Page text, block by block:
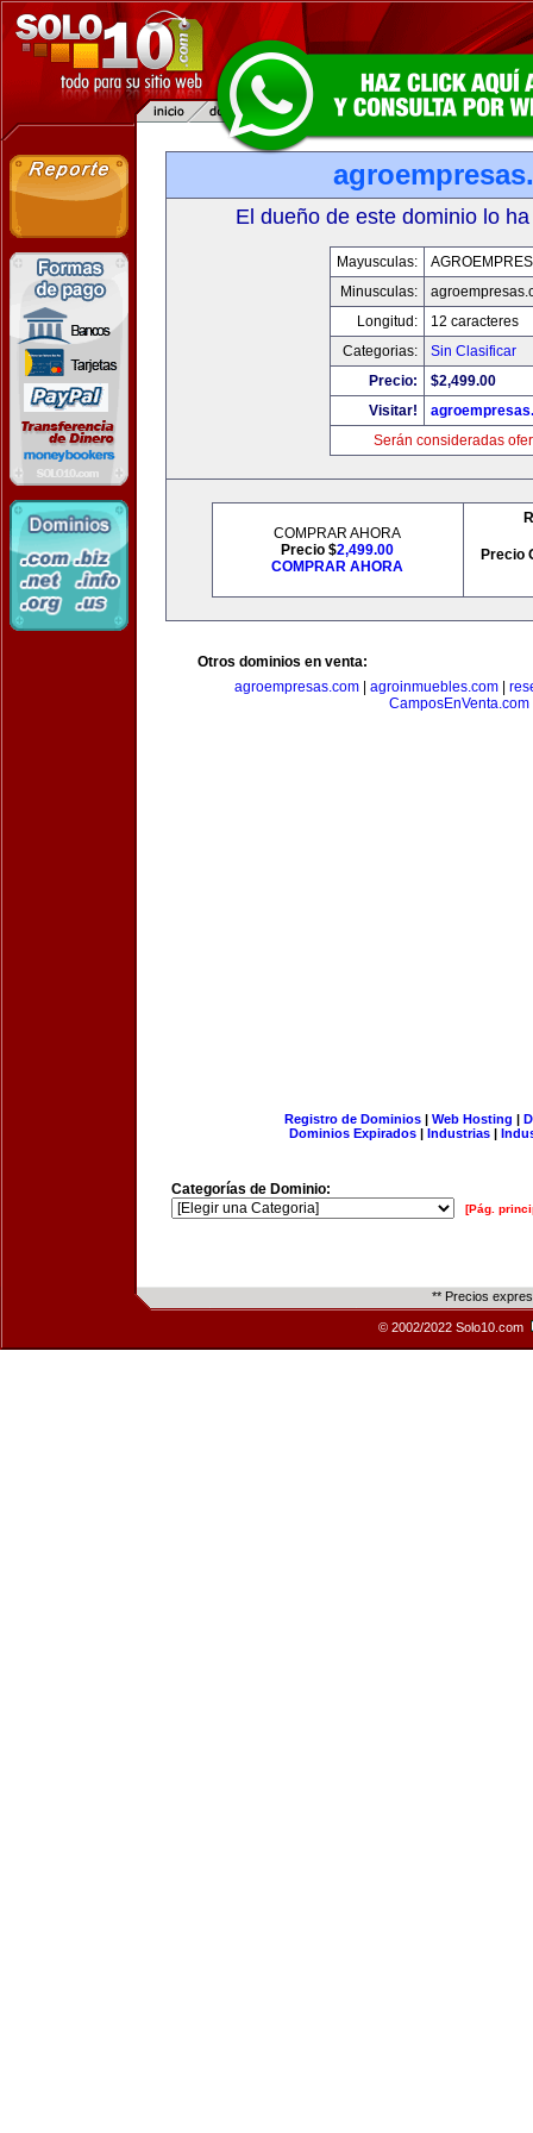
El dueño de este dominio lo
Mayusculas:
Minusculas:
Longitud:
12 caracteres
Categorias:
Sin Clasificar
Precio:
$2,499.00
Visitar!
Serán consideradas
COMPRAR AHORA
Precio $2,499.00
COMPRAR AHORA
Precio
Otros dominios en venta:
agroempresas.com
agroinmuebles.com
CamposEnVenta.com
Registro de Dominios| Web Hosting |
Dominios Expirados | Industrias |
Categorías de Dominio:
[Pág.
** Precios
© 2002/2022 Solo10.com